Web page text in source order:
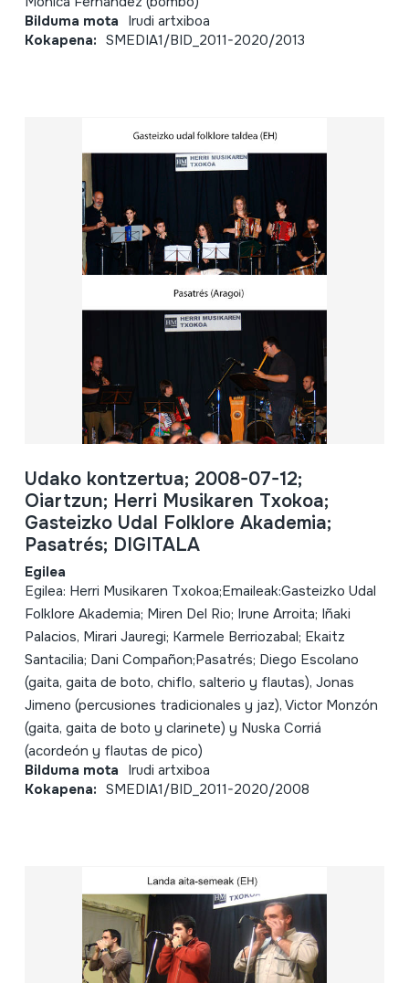
Bilduma mota Irudi artxiboa
Kokapena: SMEDIA1/BID_2011-2020/2013
Udako kontzertua; 2008-07-12;
Oiartzun; Herri Musikaren Txokoa;
Gasteizko Udal Folklore Akademia;
Pasatrés; DIGITALA
Egilea
Egilea: Herri Musikaren Txokoa;Emaileak:Gasteizko Udal
Folklore Akademia; Miren Del Rio; Irune Arroita; Iñaki
Palacios, Mirari Jauregi; Karmele Berriozabal; Ekaitz
Santacilia; Dani Compañon;Pasatrés; Diego Escolano
(gaita, gaita de boto, chiflo, salterio y flautas), Jonas
Jimeno (percusiones tradicionales y jaz), Victor Monzón
(gaita, gaita de boto y clarinete) y Nuska Corriá
(acordeón y flautas de pico)
Bilduma mota Irudi artxiboa
Kokapena: SMEDIA1/BID_2011-2020/2008